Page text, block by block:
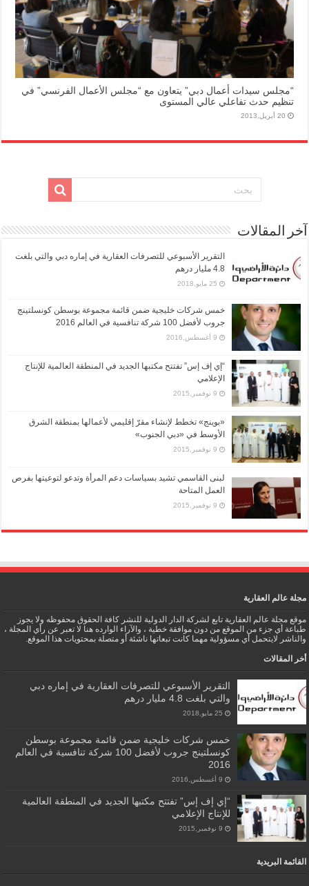
“مجلس سيدات أعمال دبي” يتعاون مع “مجلس الأعمال الفرنسي” في
تنظيم حدث تفاعلي عالي المستوى
20 أبريل,2013
آخر المقالات
التقرير الأسبوعي للتصرفات العقارية في إماره دبي والتي بلغت
4.8 مليار درهم
25 مايو,2018
خمس شركات خليجية ضمن قائمة مجموعة بوسطن كونسلتينج
جروب لأفضل 100 شركة تنافسية في العالم 2016
9 أغسطس,2016
“إي إف إس” تفتتح مكتبها الجديد في المنطقة العالمية للإنتاج
الإعلامي
9 نوفمبر,2015
«بوينج» تخطط لإنشاء مقرّ إقليمي لأعمالها بمنطقة الشرق
الأوسط في «دبي الجنوب»
9 نوفمبر,2015
لبنى القاسمي تشيد بسياسات دعم المرأة وتدعو لتوعيتها بفرص
العمل المتاحة
9 نوفمبر,2015
مجلة عالم العقارية
موقع مجلة عالم العقارية تابع لشركة الدار الدولية للنشر كافة الحقوق محفوظه ولا يجوز
طباعة أي جزء من الموقع من دون موافقة خطية ، والآراء الوارده هنا لا تعبر عن رأي المجلة ،
والناشر لايتحمل أي مسؤولية مهما كانت تبعاتها ناشئة أو متصلة بمحتويات هذا الموقع.
أخر المقالات
التقرير الأسبوعي للتصرفات العقارية في إماره دبي
والتي بلغت 4.8 مليار درهم
25 مايو,2018
خمس شركات خليجية ضمن قائمة مجموعة بوسطن
كونسلتينج جروب لأفضل 100 شركة تنافسية في العالم
2016
9 أغسطس,2016
“إي إف إس” تفتتح مكتبها الجديد في المنطقة العالمية
للإنتاج الإعلامي
9 نوفمبر,2015
القائمة البريدية